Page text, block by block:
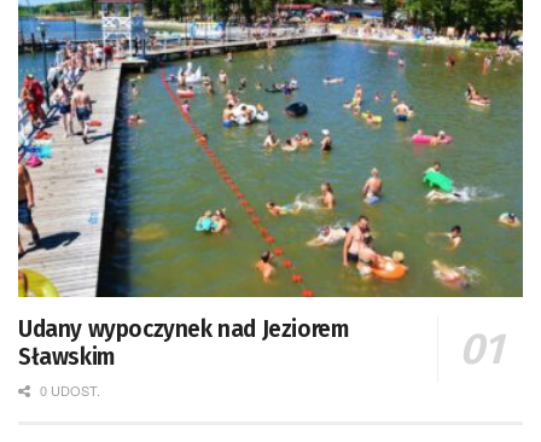
Udany wypoczynek nad Jeziorem
Sławskim
0 UDOST.